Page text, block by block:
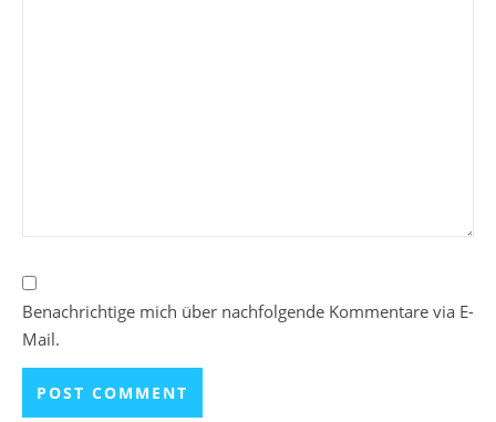
Benachrichtige mich über nachfolgende Kommentare via E-
Mail.